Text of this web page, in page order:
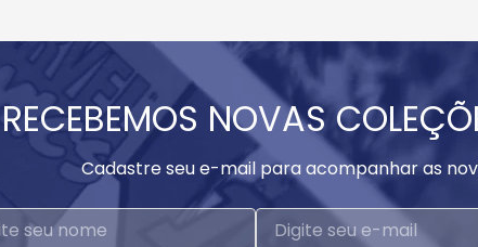
RECEBEMOS NOVAS
Cadastre seu e-mail para acompanhar as